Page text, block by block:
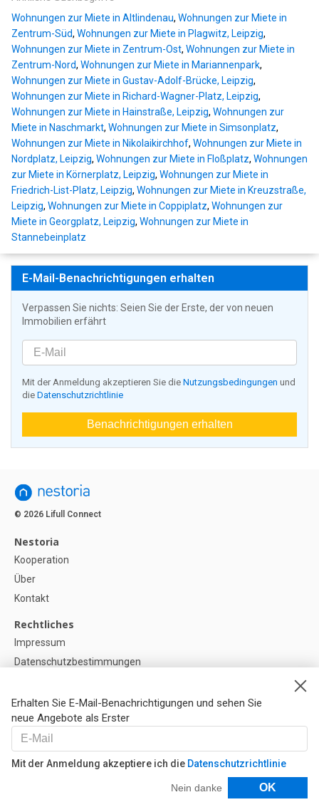
Wohnungen zur Miete in Altlindenau, Wohnungen zur Miete in
Zentrum-Süd, Wohnungen zur Miete in Plagwitz, Leipzig,
Wohnungen zur Miete in Zentrum-Ost, Wohnungen zur Miete in
Zentrum-Nord, Wohnungen zur Miete in Mariannenpark,
Wohnungen zur Miete in Gustav-Adolf-Brücke, Leipzig,
Wohnungen zur Miete in Richard-Wagner-Platz, Leipzig,
Wohnungen zur Miete in Hainstraße, Leipzig, Wohnungen zur
Miete in Naschmarkt, Wohnungen zur Miete in Simsonplatz,
Wohnungen zur Miete in Nikolaikirchhof, Wohnungen zur Miete in
Nordplatz, Leipzig, Wohnungen zur Miete in Floßplatz, Wohnungen
zur Miete in Körnerplatz, Leipzig, Wohnungen zur Miete in
Friedrich-List-Platz, Leipzig, Wohnungen zur Miete in Kreuzstraße,
Leipzig, Wohnungen zur Miete in Coppiplatz, Wohnungen zur
Miete in Georgplatz, Leipzig, Wohnungen zur Miete in
Stannebeinplatz
E-Mail-Benachrichtigungen erhalten
Verpassen Sie nichts: Seien Sie der Erste, der von neuen
Immobilien erfährt
Mit der Anmeldung akzeptieren Sie die Nutzungsbedingungen und
die Datenschutzrichtlinie
Benachrichtigungen erhalten
Erhalten Sie E-Mail-Benachrichtigungen und sehen Sie
neue Angebote als Erster
Mit der Anmeldung akzeptiere ich die Datenschutzrichtlinie
Nein danke OK
Filter
© 2026 Lifull Connect
Nestoria
Kooperation
Über
Kontakt
Rechtliches
Impressum
Datenschutzbestimmungen
Cookie-Einstellunge
Hilfe
FAQ
Unsere Partner